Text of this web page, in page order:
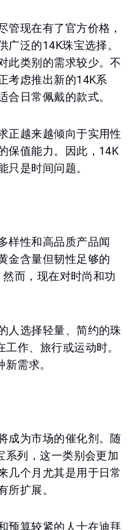
管现在有了官方价格，
广泛的14K珠宝选择。
此类别的需求较少。不
考虑推出新的14K系
合日常佩戴的款式。
正越来越倾向于实用性
保值能力。因此，14K
只是时间问题。
样性和高品质产品闻
金含量但韧性足够的
而，现在对时尚和功
人选择轻量、简约的珠
作、旅行或运动时。
需求。
成为市场的催化剂。随
系列，这一类别会更加
几个月尤其是用于日常
所扩展。
预算较紧的人士在迪拜